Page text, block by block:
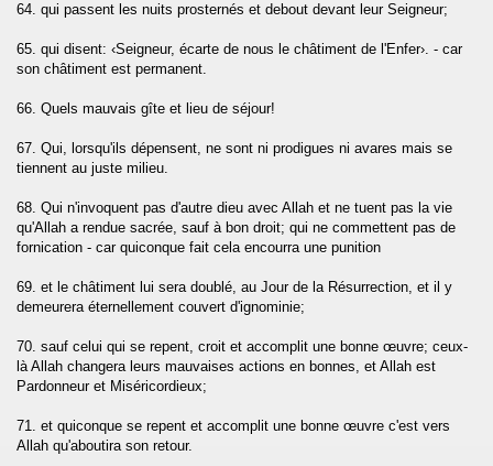
64. qui passent les nuits prosternés et debout devant leur Seigneur;
65. qui disent: ‹Seigneur, écarte de nous le châtiment de l'Enfer›. - car
son châtiment est permanent.
66. Quels mauvais gîte et lieu de séjour!
67. Qui, lorsqu'ils dépensent, ne sont ni prodigues ni avares mais se
tiennent au juste milieu.
68. Qui n'invoquent pas d'autre dieu avec Allah et ne tuent pas la vie
qu'Allah a rendue sacrée, sauf à bon droit; qui ne commettent pas de
fornication - car quiconque fait cela encourra une punition
69. et le châtiment lui sera doublé, au Jour de la Résurrection, et il y
demeurera éternellement couvert d'ignominie;
70. sauf celui qui se repent, croit et accomplit une bonne œuvre; ceux-
là Allah changera leurs mauvaises actions en bonnes, et Allah est
Pardonneur et Miséricordieux;
71. et quiconque se repent et accomplit une bonne œuvre c'est vers
Allah qu'aboutira son retour.
(At-Takatur)